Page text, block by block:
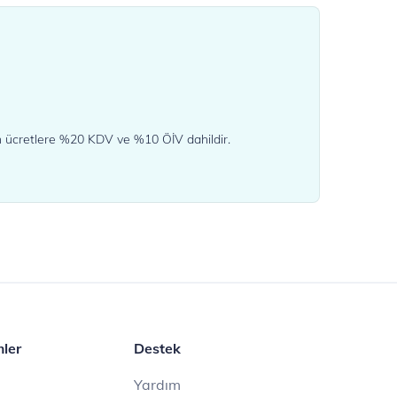
ücretlere %20 KDV ve %10 ÖİV dahildir.
Destek
Yardım